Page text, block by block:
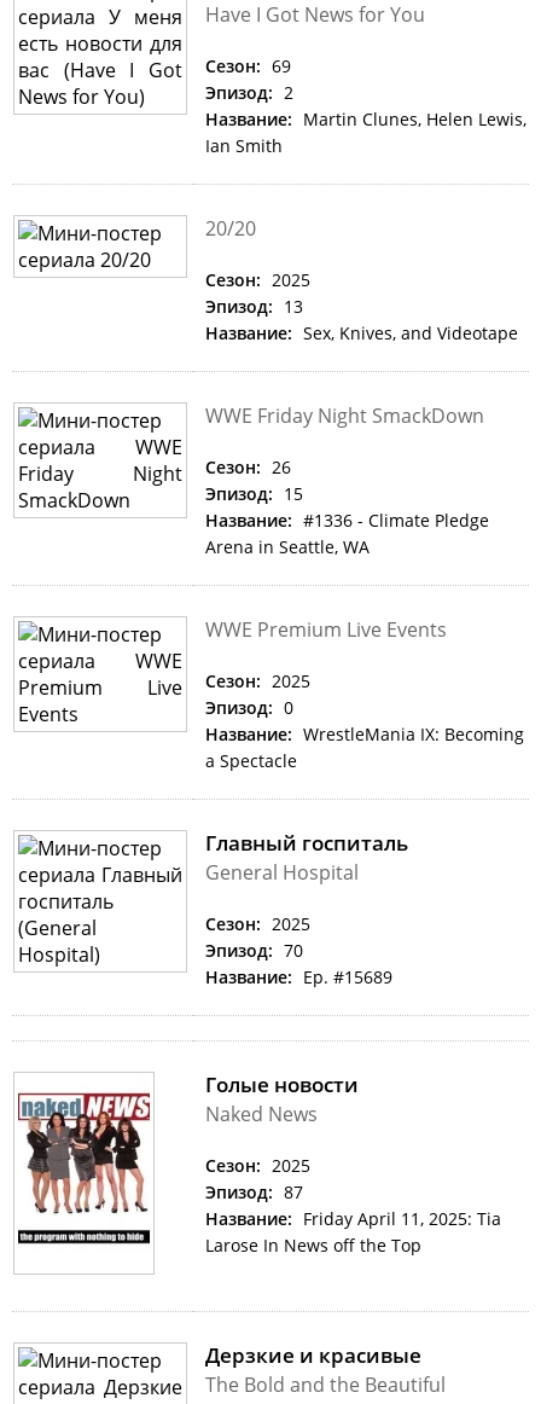
Have I Got News for You
Сезон: 69
Эпизод: 2
Название: Martin Clunes, Helen Lewis,
Ian Smith
20/20
Сезон: 2025
Эпизод: 13
Название: Sex, Knives, and Videotape
WWE Friday Night SmackDown
Сезон: 26
Эпизод: 15
Название: #1336 - Climate Pledge
Arena in Seattle, WA
WWE Premium Live Events
Сезон: 2025
Эпизод: 0
Название: WrestleMania IX: Becoming
a Spectacle
Главный госпиталь
General Hospital
Сезон: 2025
Эпизод: 70
Название: Ep. #15689
Голые новости
Naked News
Сезон: 2025
Эпизод: 87
Название: Friday April 11, 2025: Tia
Larose In News off the Top
Дерзкие и красивые
The Bold and the Beautiful